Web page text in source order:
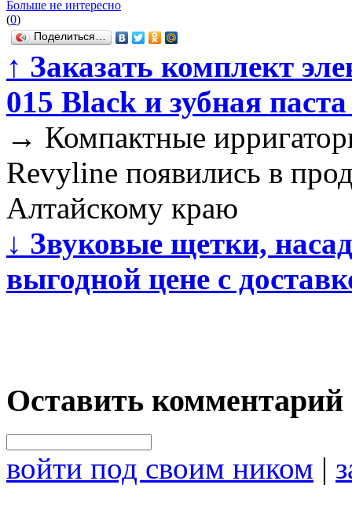
Больше не интересно
(0)
Поделиться…
↑ Заказать комплект
015 Black и зубная
→ Компактные
Revyline появились в
Алтайскому краю
↓ Звуковые щетки,
выгодной цене с
Оставить комментарий
войти под своим ником |